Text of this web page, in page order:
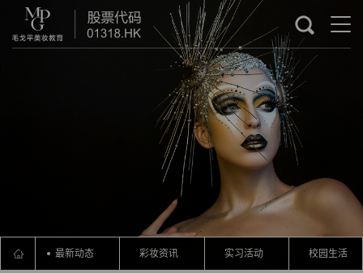
最新动态 彩妆资讯 实习活动 校园生活